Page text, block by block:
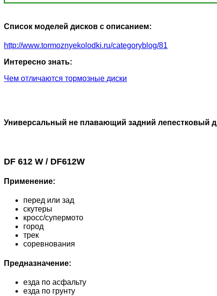
Список моделей дисков с описанием:
http://www.tormoznyekolodki.ru/categoryblog/81
Интересно знать:
Чем отличаются тормозные диски
Универсальный не плавающий задний лепестковый
DF 612 W / DF612W
Применение:
перед или зад
скутеры
кросс/супермото
город
трек
соревнования
Предназначение:
езда по асфальту
езда по грунту